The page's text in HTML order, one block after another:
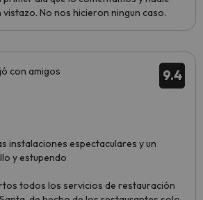
vistazo. No nos hicieron ningun caso.
9.4
con amigos
instalaciones espectaculares y un
y estupendo
todos los servicios de restauración